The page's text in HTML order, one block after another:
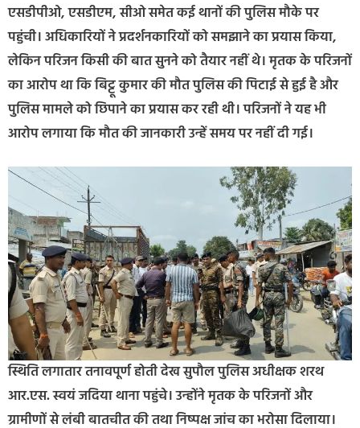
एसडीपीओ, एसडीएम, सीओ समेत कई थानों की पुलिस मौके पर
पहुंची। अधिकारियों ने प्रदर्शनकारियों को समझाने का प्रयास किया,
लेकिन परिजन किसी की बात सुनने को तैयार नहीं थे। मृतक के परिजनों
का आरोप था कि बिट्टू कुमार की मौत पुलिस की पिटाई से हुई है और
पुलिस मामले को छिपाने का प्रयास कर रही थी। परिजनों ने यह भी
आरोप लगाया कि मौत की जानकारी उन्हें समय पर नहीं दी गई।
स्थिति लगातार तनावपूर्ण होती देख सुपौल पुलिस अधीक्षक शरथ
आर.एस. स्वयं जदिया थाना पहुंचे। उन्होंने मृतक के परिजनों और
ग्रामीणों से लंबी बातचीत की तथा निष्पक्ष जांच का भरोसा दिलाया।